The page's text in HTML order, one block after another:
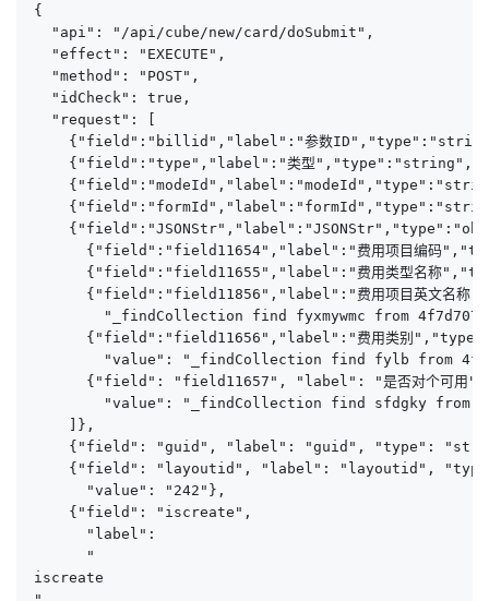
{
  "api": "/api/cube/new/card/doSubmit",
  "effect": "EXECUTE",
  "method": "POST",
  "idCheck": true,
  "request": [
{"field":"billid","label":"参数
{"field":"type","label":"类型
{"field":"field11654","label":"费用项目编码
{"field":"field11655","label":"费用类型名称
{"field":"field11856","label":"费用项目英文名称
"_findCollection find fyxmywmc from
{"field":"field11656","label":"费用类别
"value": "_findCollection find fylb from
{"field": "field11657", "label": "是否对个可用
"value": "_findCollection find sfdgky from
    ]},
{"field": "guid", "label": "guid", "type":
{"field": "layoutid", "label": "layoutid",
      "value": "242"},
    {"field": "iscreate",
      "label":
      "
iscreate